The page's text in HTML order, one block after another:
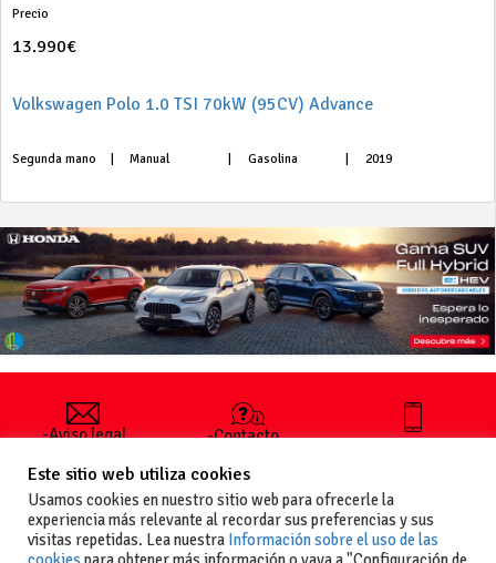
Precio
13.990€
Volkswagen Polo 1.0 TSI 70kW (95CV) Advance
Segunda mano Manual Gasolina 2019
-Aviso legal
generales
de uso
-Política de
privacidad
-Contacto
publicar un
anuncio
-Vende+
+34 627 35
Este sitio web utiliza cookies
Usamos cookies en nuestro sitio web para ofrecerle la
experiencia más relevante al recordar sus preferencias y sus
visitas repetidas. Lea nuestra Información sobre el uso de las